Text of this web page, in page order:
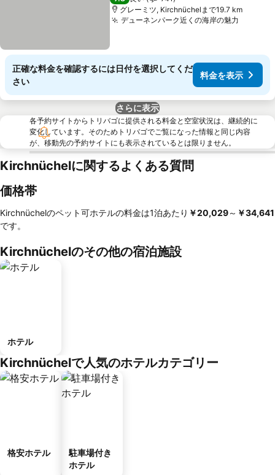
グレーミツ, Kirchnüchelまで19.7 km
デューネンパーク近くの海岸の魅力
正確な料金を確認するには日付を選択してくだ
さい
料金を表示
さらに表示
各予約サイトからトリバゴに提供される料金と空室状況は、継続的に
変化しています。そのためトリバゴでご覧になった情報と同じ内容
が、移動先の予約サイトにも表示されているとは限りません。
Kirchnüchelに関するよくある質問
価格帯
Kirchnüchelのペット可ホテルの料金は1泊あたり ‎￥20,029～ ‎￥34,641
です。
Kirchnüchelのその他の宿泊施設
ホテル
Kirchnüchelで人気のホテルカテゴリー
格安ホテル
駐車場付き
ホテル